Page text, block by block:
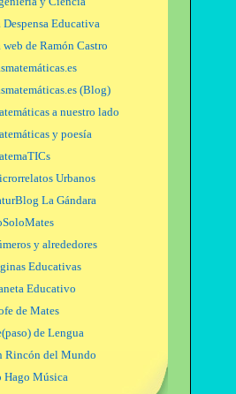
Despensa Educativa
web de Ramón Castro
(Blog)
a nuestro lado
y poesía
Urbanos
La Gándara
y alrededores
Educativas
Educativo
de Mates
de Lengua
Rincón del Mundo
Hago Música